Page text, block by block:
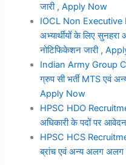
जारी , Apply Now
IOCL Non Executive
अभ्यार्थीयों के लिए
नोटिफिकेशन जारी ,
Indian Army Group
ग्रुप सी भर्ती MTS एवं
Apply Now
HPSC HDO
अधिकारी के पदों पर
HPSC HCS
ब्रांच एवं अन्य अलग अलग